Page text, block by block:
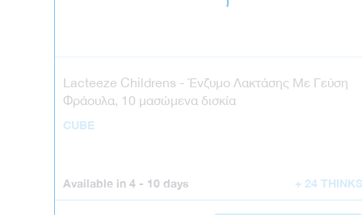
Lacteeze Childrens - Ένζυμο Λακτάσης Με Γεύση
Φράουλα, 10 μασώμενα δισκία
CUBE
Available in4 - 10 days + 24 THINKS